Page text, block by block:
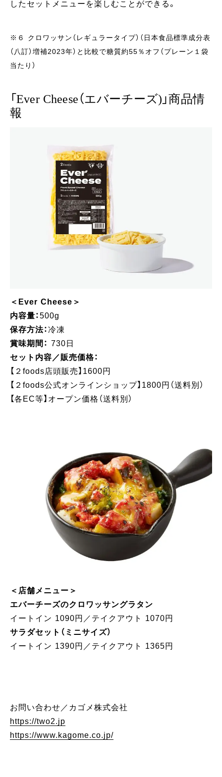
したセットメニューを楽しむことができる。
※６ クロワッサン（レギュラータイプ）（日本食品標準成分表
（八訂）増補2023年）と比較で糖質約55％オフ（プレーン１袋
当たり）
「Ever Cheese（エバーチーズ)」商品情
報
＜Ever Cheese＞
内容量：500g
保存方法：冷凍
賞味期間： 730日
セット内容／販売価格：
【２foods店頭販売】1600円
【２foods公式オンラインショップ】1800円（送料別）
【各EC等】オープン価格（送料別）
＜店舗メニュー＞
エバーチーズのクロワッサングラタン
イートイン 1090円／テイクアウト 1070円
サラダセット（ミニサイズ）
イートイン 1390円／テイクアウト 1365円
お問い合わせ／カゴメ株式会社
https://two2.jp
https://www.kagome.co.jp/